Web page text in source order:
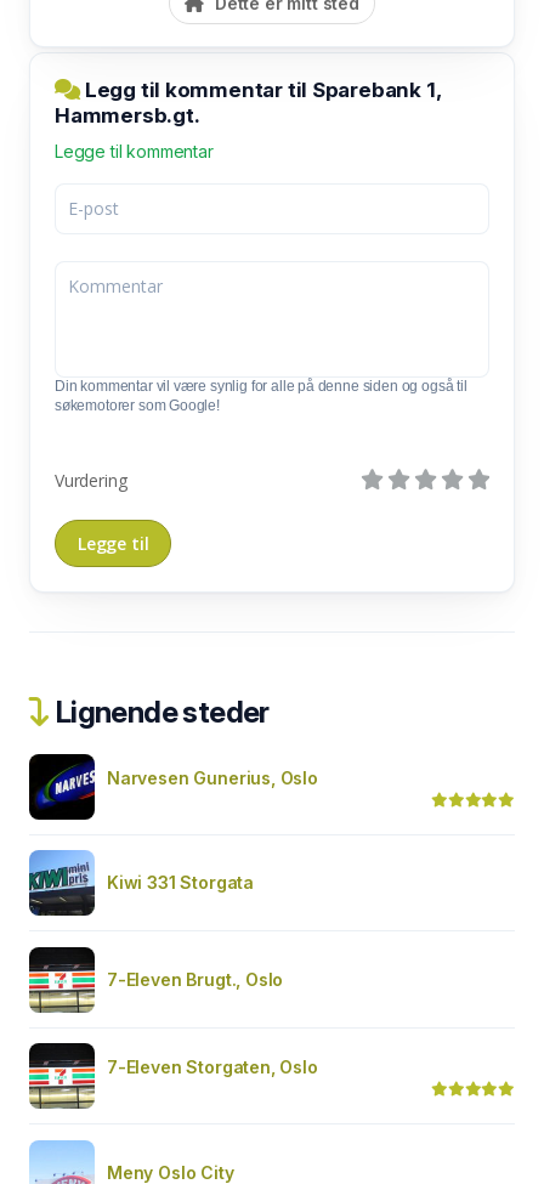
Legg til kommentar til Sparebank 1,
Hammersb.gt.
Legge til kommentar
Din kommentar vil være synlig for alle på denne siden og også til
søkemotorer som Google!
Vurdering
Lignende steder
Narvesen Gunerius, Oslo
Kiwi 331 Storgata
7-Eleven Brugt., Oslo
7-Eleven Storgaten, Oslo
Meny Oslo City